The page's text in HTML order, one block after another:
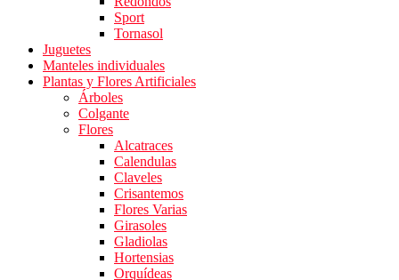
Sport
Tornasol
Juguetes
Manteles individuales
Plantas y Flores Artificiales
Árboles
Colgante
Flores
Alcatraces
Calendulas
Claveles
Crisantemos
Flores Varias
Girasoles
Gladiolas
Hortensias
Orquídeas